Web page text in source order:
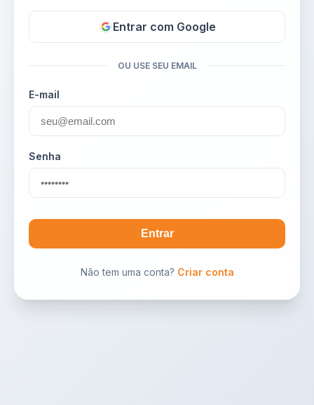
Entrar com Google
OU USE SEU EMAIL
E-mail
Senha
Entrar
Não tem uma conta? Criar conta